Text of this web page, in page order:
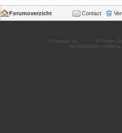
Forumoverzicht Contact
Powered by
® Forum
Nederlandse